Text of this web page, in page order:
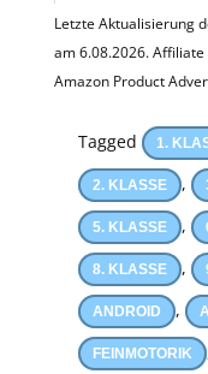
Letzte Aktualisierung
am 6.08.2026.
Amazon Product
Tagged 1.
2. KLASSE ,
5. KLASSE ,
8. KLASSE ,
ANDROID ,
FEINMOTORIK